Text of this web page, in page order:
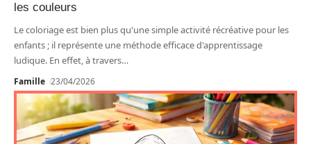
les couleurs
Le coloriage est bien plus qu'une simple activité récréative pour les
enfants ; il représente une méthode efficace d'apprentissage
ludique. En effet, à travers…
Famille 23/04/2026